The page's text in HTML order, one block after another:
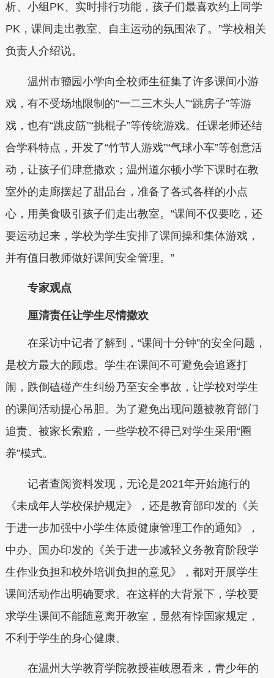
析、小组PK、实时排行功能，孩子们最喜欢约上同学
PK，课间走出教室、自主运动的氛围浓了。”学校相关
负责人介绍说。
温州市籀园小学向全校师生征集了许多课间小游
戏，有不受场地限制的“一二三木头人”“跳房子”等游
戏，也有“跳皮筋”“挑棍子”等传统游戏。任课老师还结
合学科特点，开发了“竹节人游戏”“气球小车”等创意活
动，让孩子们肆意撒欢；温州道尔顿小学下课时在教
室外的走廊摆起了甜品台，准备了各式各样的小点
心，用美食吸引孩子们走出教室。“课间不仅要吃，还
要运动起来，学校为学生安排了课间操和集体游戏，
并有值日教师做好课间安全管理。”
专家观点
厘清责任让学生尽情撒欢
在采访中记者了解到，“课间十分钟”的安全问题，
是校方最大的顾虑。学生在课间不可避免会追逐打
闹，跌倒磕碰产生纠纷乃至安全事故，让学校对学生
的课间活动提心吊胆。为了避免出现问题被教育部门
追责、被家长索赔，一些学校不得已对学生采用“圈
养”模式。
记者查阅资料发现，无论是2021年开始施行的
《未成年人学校保护规定》，还是教育部印发的《关
于进一步加强中小学生体质健康管理工作的通知》，
中办、国办印发的《关于进一步减轻义务教育阶段学
生作业负担和校外培训负担的意见》，都对开展学生
课间活动作出明确要求。在这样的大背景下，学校要
求学生课间不能随意离开教室，显然有悖国家规定，
不利于学生的身心健康。
在温州大学教育学院教授崔岐恩看来，青少年的